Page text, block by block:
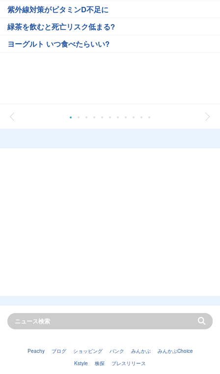
紫外線対策がビタミンD不足に
緑茶を飲むと死亡リスク低まる?
ヨーグルト いつ食べたらいい?
Peachy ブログ ショッピング バンク みんかぶ
みんかぶChoice
Kstyle
株探 プレスリリース